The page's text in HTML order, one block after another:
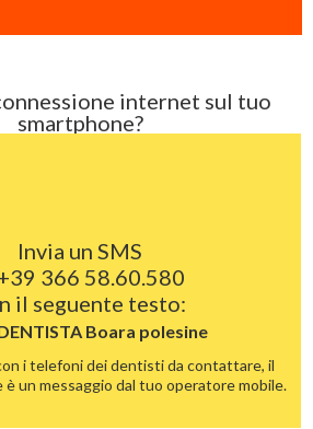
internet sul tuo
smartphone?
Invia un SMS
366 58.60.580
il seguente testo:
Boara polesine
i telefoni dei dentisti da contattare, il
un messaggio dal tuo operatore mobile.